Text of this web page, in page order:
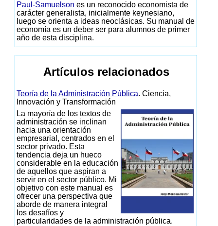
Paul-Samuelson es un reconocido economista de
carácter generalista, inicialmente keynesiano,
luego se orienta a ideas neoclásicas. Su manual de
economía es un deber ser para alumnos de primer
año de esta disciplina.
Artículos relacionados
Teoría de la Administración Pública. Ciencia,
Innovación y Transformación
La mayoría de los textos de
administración se inclinan
hacia una orientación
empresarial, centrados en el
sector privado. Esta
tendencia deja un hueco
considerable en la educación
de aquellos que aspiran a
servir en el sector público. Mi
objetivo con este manual es
ofrecer una perspectiva que
aborde de manera integral
los desafíos y
particularidades de la administración pública.